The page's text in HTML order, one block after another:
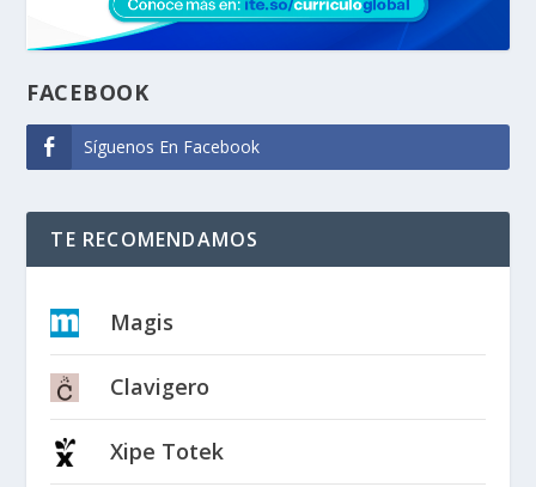
FACEBOOK
Síguenos En Facebook
TE RECOMENDAMOS
Magis
Clavigero
Xipe Totek